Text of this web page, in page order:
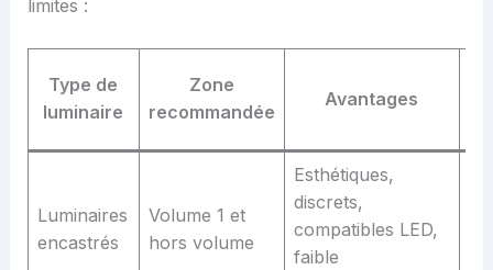
limites :
Type de
luminaire
Zone
recommandée
Avantages
Luminaires
encastrés
Volume 1 et
hors volume
Esthétiques,
discrets,
compatibles LED,
faible